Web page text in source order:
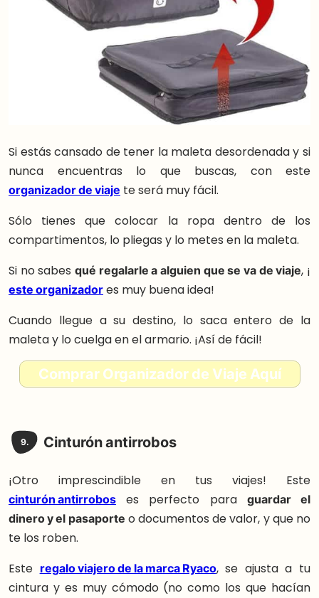
Si estás cansado de tener la maleta desordenada y si
nunca encuentras lo que buscas, con este
organizador de viaje te será muy fácil.
Sólo tienes que colocar la ropa dentro de los
compartimentos, lo pliegas y lo metes en la maleta.
Si no sabes qué regalarle a alguien que se va de viaje, ¡
este organizadores muy buena idea!
Cuando llegue a su destino, lo saca entero de la
maleta y lo cuelga en el armario. ¡Así de fácil!
Comprar Organizador de Viaje Aquí
9. Cinturón antirrobos
¡Otro imprescindible en tus viajes! Este
cinturón antirrobos es perfecto para guardar el
dinero y el pasaporte o documentos de valor, y que no
te los roben.
Este regalo viajero de la marca Ryaco, se ajusta a tu
cintura y es muy cómodo (no como los que hacían